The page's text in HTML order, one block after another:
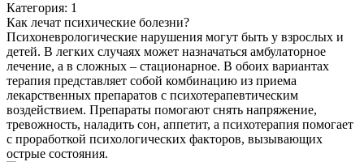
Категория: 1
Как лечат психические болезни?
Психоневрологические нарушения могут быть у взрослых и
детей. В легких случаях может назначаться амбулаторное
лечение, а в сложных – стационарное. В обоих вариантах
терапия представляет собой комбинацию из приема
лекарственных препаратов с психотерапевтическим
воздействием. Препараты помогают снять напряжение,
тревожность, наладить сон, аппетит, а психотерапия помогает
с проработкой психологических факторов, вызывающих
острые состояния.